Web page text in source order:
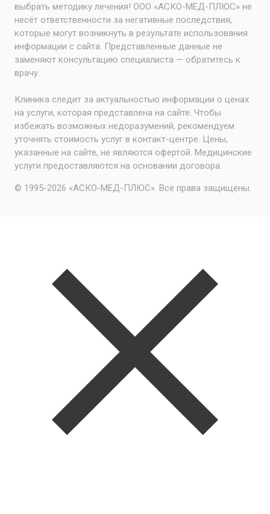
выбрать методику лечения! ООО «АСКО-МЕД-ПЛЮС» не
несёт ответственности за негативные последствия,
которые могут возникнуть в результате использования
информации с сайта. Представленные данные не
заменяют консультацию специалиста — обратитесь к
врачу.
Клиника следит за актуальностью информации о ценах
на услуги, которая представлена на сайте. Чтобы
избежать возможных недоразумений, рекомендуем
уточнять стоимость услуг в контакт-центре. Цены,
указанные на сайте, не являются офертой. Медицинские
услуги предоставляются на основании договора.
© 1995-2026 «АСКО-МЕД-ПЛЮС». Все права защищены.